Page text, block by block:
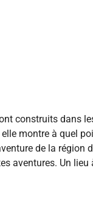
construits dans
montre à quel
de la région
aventures. Un lieu